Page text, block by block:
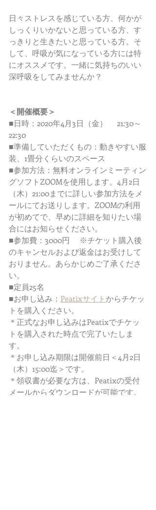
日々ストレスを感じている方、何かが
しっくりいかないと思っている方、す
っきりと生きたいと思っている方。そ
して、呼吸が気になっている方には特
にオススメです。一緒に気持ちのいい
深呼吸をしてみませんか？
＜開催概要＞
■日時：2020年4月3日（金）　 21:30～
22:30
■準備していただくもの：動きやすい服
装、1畳分くらいのスペース
■参加方法：無料オンラインミーティン
グソフトZOOMを使用します。4月2日
（木）21:00までに詳しい参加方法をメ
ールにてお送りします。ZOOMの利用
が初めてで、早めに詳細を知りたい場
合にはお知らせください。
■参加費：3000円　 ※チケット購入後
のキャンセルおよび返金はお受けして
おりません。あらかじめご了承くださ
い。
■定員25名
■お申し込み： Peatixサイト からチケッ
トを購入ください。
＊正式なお申し込みはPeatixでチケッ
トを購入された時点で完了いたしま
す。
＊お申し込み期限は開催前日＜4月2日
（木）15:00迄＞です。
＊領収書が必要な方は、Peatixの受付
メールからダウンロードが可能です。